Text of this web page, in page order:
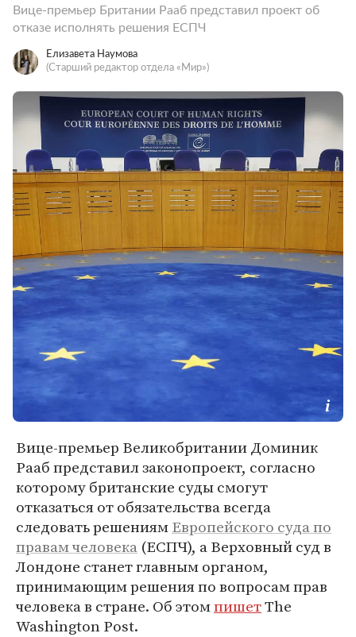
Вице-премьер Британии Рааб представил проект об
отказе исполнять решения ЕСПЧ
Елизавета Наумова
(Старший редактор отдела «Мир»)
Вице-премьер Великобритании Доминик
Рааб представил законопроект, согласно
которому британские суды смогут
отказаться от обязательства всегда
следовать решениямЕвропейского суда по
правам человека (ЕСПЧ), а Верховный суд в
Лондоне станет главным органом,
принимающим решения по вопросам прав
человека в стране. Об этомпишетThe
Washington Post.